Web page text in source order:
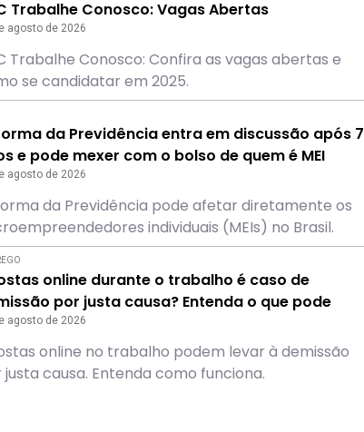
Trabalhe Conosco: Vagas Abertas
agosto de 2026
Trabalhe Conosco: Confira as vagas abertas e
se candidatar em 2025.
da Previdência entra em discussão após 7
e pode mexer com o bolso de quem é MEI
agosto de 2026
da Previdência pode afetar diretamente os
individuais (MEIs) no Brasil.
online durante o trabalho é caso de
por justa causa? Entenda o que pode
agosto de 2026
online no trabalho podem levar à demissão
justa causa. Entenda como funciona.